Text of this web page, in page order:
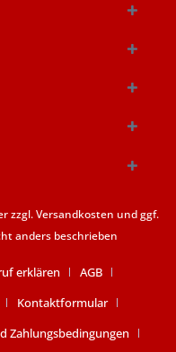
zzgl.Versandkosten und ggf.
anders beschrieben
erklären
AGB
Kontaktformular
Zahlungsbedingungen